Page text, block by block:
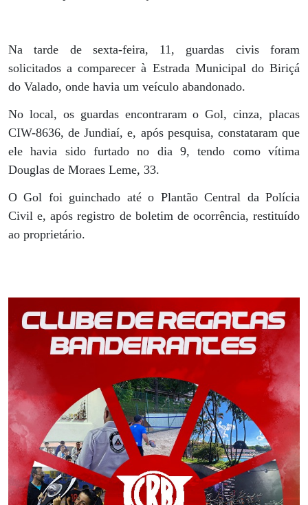
Na tarde de sexta-feira, 11, guardas civis foram
solicitados a comparecer à Estrada Municipal do Biriçá
do Valado, onde havia um veículo abandonado.
No local, os guardas encontraram o Gol, cinza, placas
CIW-8636, de Jundiaí, e, após pesquisa, constataram que
ele havia sido furtado no dia 9, tendo como vítima
Douglas de Moraes Leme, 33.
O Gol foi guinchado até o Plantão Central da Polícia
Civil e, após registro de boletim de ocorrência, restituído
ao proprietário.